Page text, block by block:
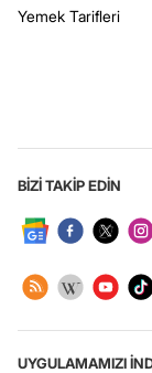
Yemek Tarifleri
BİZİ TAKİP EDİN
UYGULAMAMIZI